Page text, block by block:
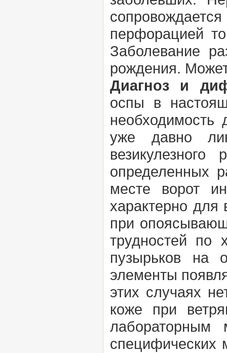
перфорацией
Заболевание
рождения.
Диагноз и
оспы в
необходимость
уже давно
определенных
месте ворот
характерно
при
трудностей по
пузырьков на
элементы
этих случаях
коже при
лабораторным
специфических